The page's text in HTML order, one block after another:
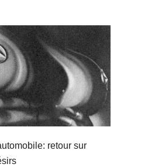
retour sur